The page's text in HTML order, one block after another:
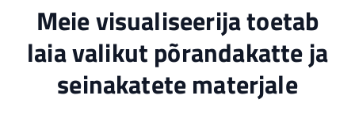
Meie visualiseerija toetab
laia valikut põrandakatte ja
seinakatete materjale